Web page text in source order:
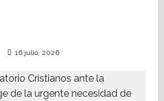
16 julio, 2026